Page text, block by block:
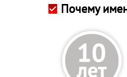
Белый, Egger, W908
ST2*
Почему